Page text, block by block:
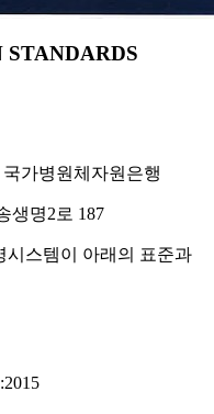
STANDARDS
가병원체자원은행
생명2로 187
시스템이 아래의 표준과